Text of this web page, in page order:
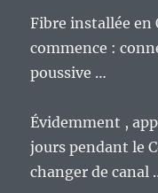
Fibre installée en
commence :
poussive …
Évidemment ,
jours pendant le
changer de canal